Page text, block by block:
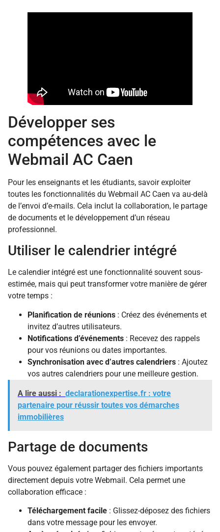
Développer ses
compétences avec le
Webmail AC Caen
Pour les enseignants et les étudiants, savoir exploiter
toutes les fonctionnalités du Webmail AC Caen va au-delà
de l’envoi d’e-mails. Cela inclut la collaboration, le partage
de documents et le développement d’un réseau
professionnel.
Utiliser le calendrier intégré
Le calendier intégré est une fonctionnalité souvent sous-
estimée, mais qui peut transformer votre manière de gérer
votre temps :
Planification de réunions : Créez des événements et
invitez d’autres utilisateurs.
Notifications d’événements : Recevez des rappels
pour vos réunions ou dates importantes.
Synchronisation avec d’autres calendriers : Ajoutez
vos autres calendriers pour une meilleure gestion.
A lire aussi : declarationexpertise.fr : votre
partenaire pour réussir toutes vos démarches
immobilières
Partage de documents
Vous pouvez également partager des fichiers importants
directement depuis votre Webmail. Cela permet une
collaboration efficace :
Téléchargement facile : Glissez-déposez des fichiers
dans votre message pour les envoyer.